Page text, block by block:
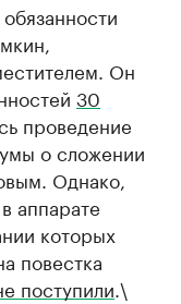
Он
30
проведение
о сложении
Однако,
аппарате
которых
повестка
поступили.\